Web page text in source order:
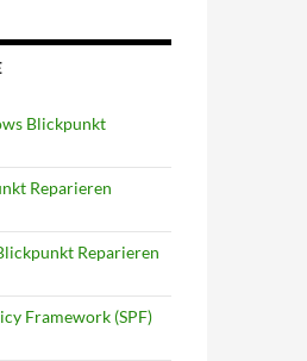
Blickpunkt
Reparieren
Reparieren
Framework (SPF)